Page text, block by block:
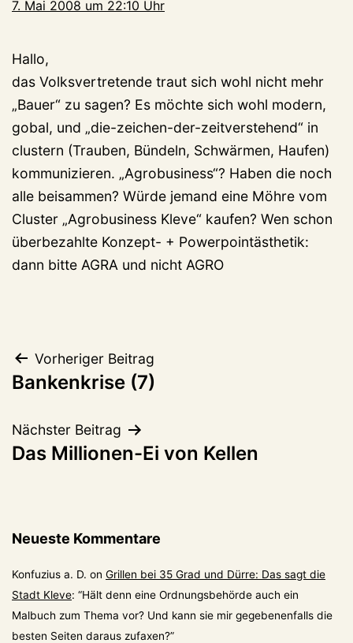
7. Mai 2008 um 22:10 Uhr
Hallo,
das Volksvertretende traut sich wohl nicht mehr
„Bauer“ zu sagen? Es möchte sich wohl modern,
gobal, und „die-zeichen-der-zeitverstehend“ in
clustern (Trauben, Bündeln, Schwärmen, Haufen)
kommunizieren. „Agrobusiness“? Haben die noch
alle beisammen? Würde jemand eine Möhre vom
Cluster „Agrobusiness Kleve“ kaufen? Wen schon
überbezahlte Konzept- + Powerpointästhetik:
dann bitte AGRA und nicht AGRO
Beitragsnavigation
Vorheriger Beitrag
Bankenkrise (7)
Nächster Beitrag
Das Millionen-Ei von Kellen
Neueste Kommentare
Konfuzius a. D. on Grillen bei 35 Grad und Dürre: Das sagt die
Stadt Kleve: “Hält denn eine Ordnungsbehörde auch ein
Malbuch zum Thema vor? Und kann sie mir gegebenenfalls die
besten Seiten daraus zufaxen?”